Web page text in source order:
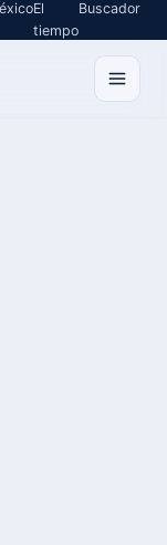
El
tiempo
Buscador